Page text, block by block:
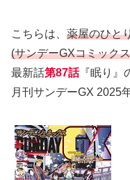
こちらは、 薬屋のひと
(サンデーGXコミック
最新話第87話『眠り』
月刊サンデーGX 2025